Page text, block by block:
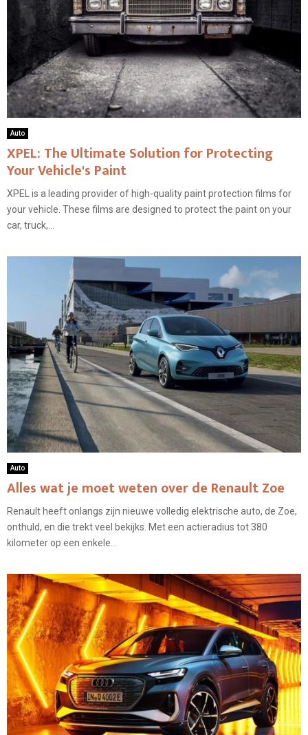
Auto
XPEL: The Ultimate Solution for Protecting
Your Vehicle's Paint
XPEL is a leading provider of high-quality paint protection films for
your vehicle. These films are designed to protect the paint on your
car, truck,...
Auto
Alles wat je moet weten over de Renault Zoe
Renault heeft onlangs zijn nieuwe volledig elektrische auto, de Zoe,
onthuld, en die trekt veel bekijks. Met een actieradius tot 380
kilometer op een enkele...